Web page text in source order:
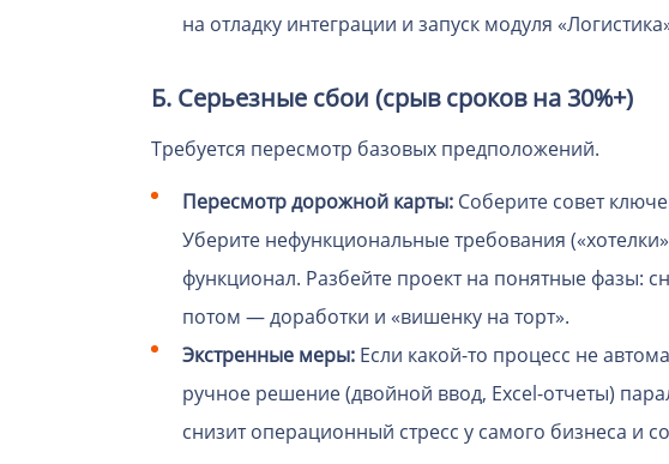
на отладку интеграции и запуск модуля
Б. Серьезные сбои (срыв сроков на 30%+)
Требуется пересмотр базовых предположений.
Пересмотр дорожной карты: Соберите совет
Уберите нефункциональные требования
функционал. Разбейте проект на понятные фазы:
потом — доработки и «вишенку на торт».
Экстренные меры: Если какой-то процесс не
ручное решение (двойной ввод, Excel-отчеты)
снизит операционный стресс у самого бизнеса и